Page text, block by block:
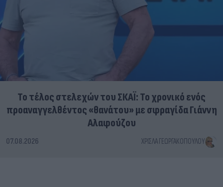
Το τέλος στελεχών του ΣΚΑΪ: Το χρονικό ενός
προαναγγελθέντος «θανάτου» με σφραγίδα Γιάννη
Αλαφούζου
07.08.2026 ΧΡΊΣΛΑ ΓΕΩΡΓΑΚΟΠΟΎΛΟΥ